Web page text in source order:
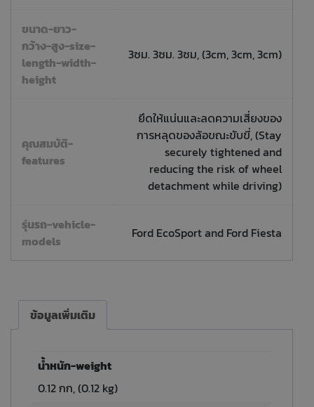
ขนาด-ยาว-
กว้าง-สูง-size-
length-width-
height
3ซม. 3ซม. 3ซม, (3cm, 3cm, 3cm)
คุณสมบัติ-
features
ยึดให้แน่นและลดความเสี่ยงของ
การหลุดของล้อขณะขับขี่, (Stay
securely tightened and
reducing the risk of wheel
detachment while driving)
รุ่นรถ-vehicle-
models
Ford EcoSport and Ford Fiesta
ข้อมูลเพิ่มเติม
น้ำหนัก-weight
0.12 กก, (0.12 kg)